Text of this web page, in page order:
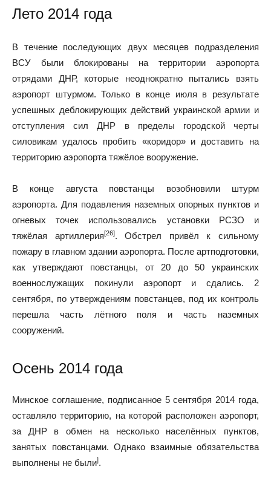
Лето 2014 года
В течение последующих двух месяцев подразделения
ВСУ были блокированы на территории аэропорта
отрядами ДНР, которые неоднократно пытались взять
аэропорт штурмом. Только в конце июля в результате
успешных деблокирующих действий украинской армии и
отступления сил ДНР в пределы городской черты
силовикам удалось пробить «коридор» и доставить на
территорию аэропорта тяжёлое вооружение.
В конце августа повстанцы возобновили штурм
аэропорта. Для подавления наземных опорных пунктов и
огневых точек использовались установки РСЗО и
тяжёлая артиллерия[26]. Обстрел привёл к сильному
пожару в главном здании аэропорта. После артподготовки,
как утверждают повстанцы, от 20 до 50 украинских
военнослужащих покинули аэропорт и сдались. 2
сентября, по утверждениям повстанцев, под их контроль
перешла часть лётного поля и часть наземных
сооружений.
Осень 2014 года
Минское соглашение, подписанное 5 сентября 2014 года,
оставляло территорию, на которой расположен аэропорт,
за ДНР в обмен на несколько населённых пунктов,
занятых повстанцами. Однако взаимные обязательства
выполнены не были].